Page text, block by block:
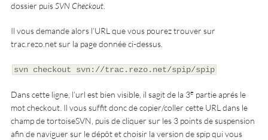
dossier puisSVN Checkout
Il vous demande alors l’URL que vous pourez trouver sur
trac.rezo.net sur la page donnée ci-dessus.
svn checkout svn://trac.rezo.net/spip/spip
Dans cette ligne, l’url est bien visible, il sagit de la 3e partie aprés le
mot checkout. Il vous suffit donc de copier/coller cette URL dans le
champ de tortoiseSVN, puis de cliquer sur les 3 points de suspension
afin de naviguer sur le dépôt et choisir la version de spip qui vous